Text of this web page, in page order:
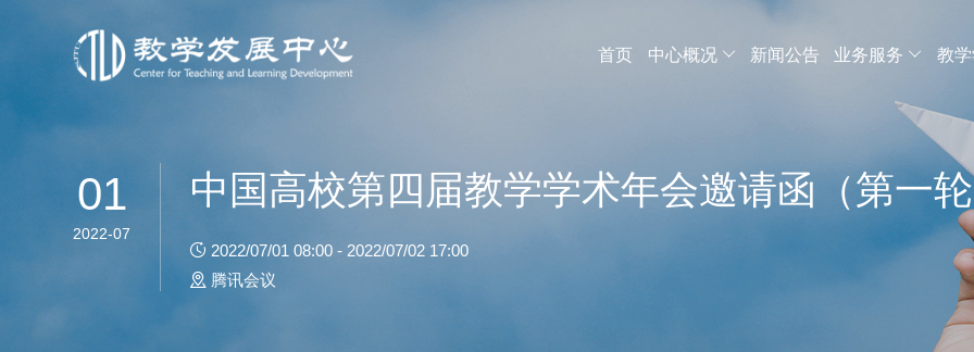
首页 中心概况 新闻公告 业务服务 教
01
2022-07
中国高校第四届教学学术年会邀请函（第一
2022/07/01 08:00 - 2022/07/02 17:00
腾讯会议